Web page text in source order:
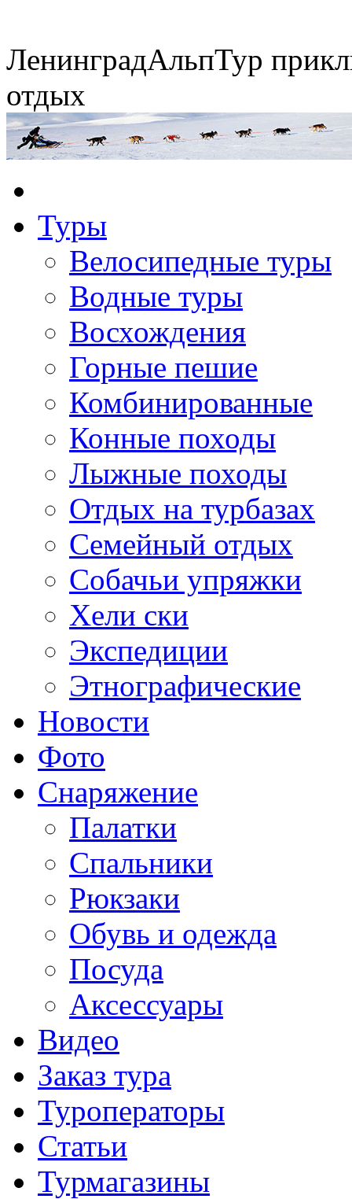
ЛенинградАльпТур
отдых
Туры
Велосипедные туры
Водные туры
Восхождения
Горные пешие
Комбинированные
Конные походы
Лыжные походы
Отдых на турбазах
Семейный отдых
Собачьи упряжки
Хели ски
Экспедиции
Этнографические
Новости
Фото
Снаряжение
Палатки
Спальники
Рюкзаки
Обувь и одежда
Посуда
Аксессуары
Видео
Заказ тура
Туроператоры
Статьи
Турмагазины